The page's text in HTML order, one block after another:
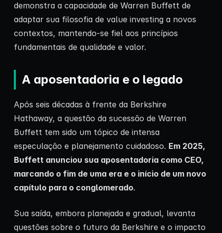
demonstra a capacidade de Warren Buffett de
adaptar sua filosofia de value investing a novos
contextos, mantendo-se fiel aos princípios
fundamentais de qualidade e valor.
A aposentadoria e o legado
Após seis décadas à frente da Berkshire
Hathaway, a questão da sucessão de Warren
Buffett tem sido um tópico de intensa
especulação e planejamento cuidadoso. Em 2025,
Buffett anunciou sua aposentadoria como CEO,
marcando o fim de uma era e o início de um novo
capítulo para o conglomerado.
Sua saída, embora planejada e gradual, levanta
questões sobre o futuro da Berkshire e o impacto